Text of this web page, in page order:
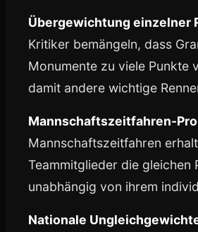
Übergewichtung einzelner
Kritiker bemängeln, dass
Monumente zu viele Punkte
damit andere wichtige
Mannschaftszeitfahren-
Mannschaftszeitfahren
Teammitglieder die gleichen
unabhängig von ihrem
Nationale